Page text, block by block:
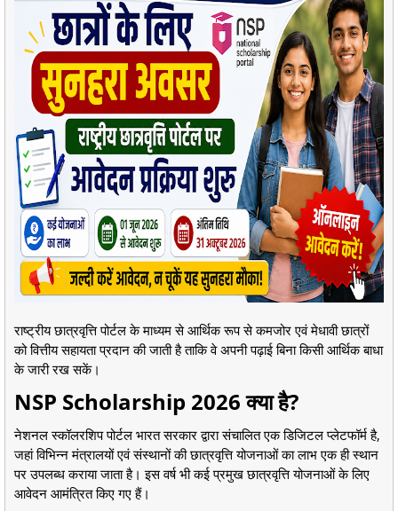
राष्ट्रीय छात्रवृत्ति पोर्टल के माध्यम से आर्थिक रूप से कमजोर एवं मेधावी छात्रों
को वित्तीय सहायता प्रदान की जाती है ताकि वे अपनी पढ़ाई बिना किसी आर्थिक बाधा
के जारी रख सकें।
NSP Scholarship 2026 क्या है?
नेशनल स्कॉलरशिप पोर्टल भारत सरकार द्वारा संचालित एक डिजिटल प्लेटफॉर्म है,
जहां विभिन्न मंत्रालयों एवं संस्थानों की छात्रवृत्ति योजनाओं का लाभ एक ही स्थान
पर उपलब्ध कराया जाता है। इस वर्ष भी कई प्रमुख छात्रवृत्ति योजनाओं के लिए
आवेदन आमंत्रित किए गए हैं।